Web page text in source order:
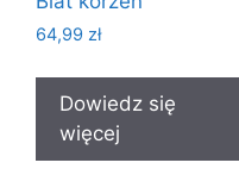
64,99 zł
Dowiedz się
więcej